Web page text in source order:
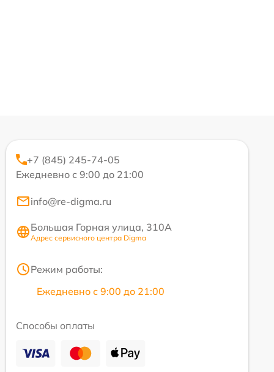
+7 (845) 245-74-05
Ежедневно с 9:00 до 21:00
info@re-digma.ru
Большая Горная улица, 310А
Адрес сервисного центра Digma
Режим работы:
Ежедневно с 9:00 до 21:00
Способы оплаты